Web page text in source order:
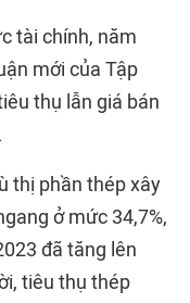
tài chính, năm
mới của Tập
thụ lẫn giá bán
thị phần thép xây
ở mức 34,7%,
đã tăng lên
tiêu thụ thép